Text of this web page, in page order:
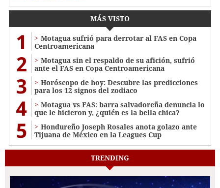
MÁS VISTO
1
Motagua sufrió para derrotar al FAS en Copa
Centroamericana
2
Motagua sin el respaldo de su afición, sufrió
ante el FAS en Copa Centroamericana
3
Horóscopo de hoy: Descubre las predicciones
para los 12 signos del zodiaco
4
Motagua vs FAS: barra salvadoreña denuncia lo
que le hicieron y, ¿quién es la bella chica?
5
Hondureño Joseph Rosales anota golazo ante
Tijuana de México en la Leagues Cup
TRENDING